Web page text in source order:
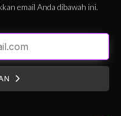
email Anda dibawah ini.